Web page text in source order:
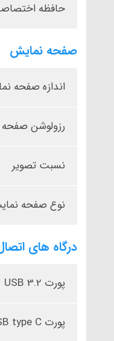
حافظه
صفحه نمایش
اندازه صفحه
رزولوشن
نسبت تصویر
نوع صفحه
درگاه های
پورت USB 3.2
پورت USB type C